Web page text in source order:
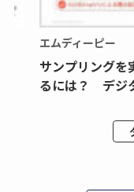
エムディーピー
サンプリングを
るには？ デジ